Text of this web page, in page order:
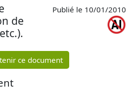
de
Publié le 10/01/2010
ce document